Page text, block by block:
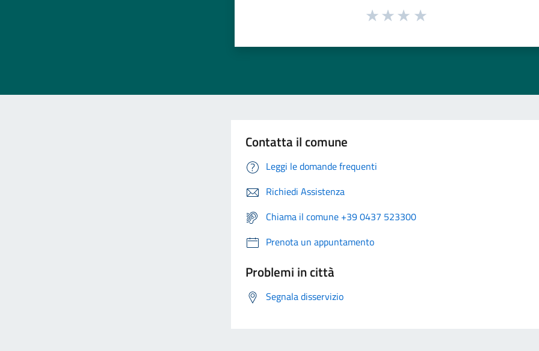
Contatta il comune
Leggi le domande frequenti
Richiedi Assistenza
Chiama il comune +39 0437 523300
Prenota un appuntamento
Problemi in città
Segnala disservizio